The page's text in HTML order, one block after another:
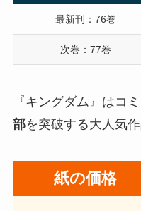
最新刊：76巻
次巻：77巻
『キングダム』はコ
部を突破する大人気作
紙の価格